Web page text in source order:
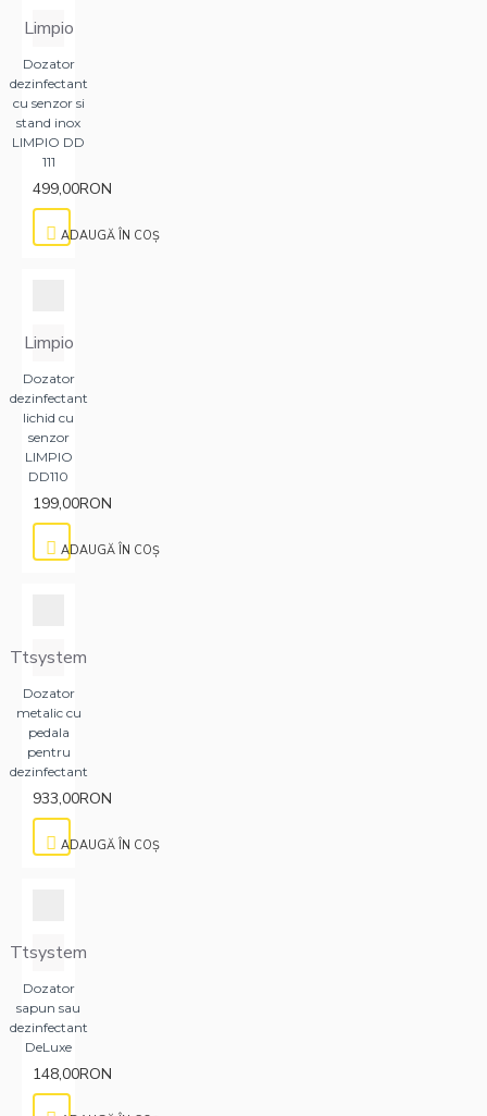
Limpio
Dozator
dezinfectant
cu senzor si
stand inox
LIMPIO DD
111
499,00RON
ADAUGĂ ÎN COŞ
Limpio
Dozator
dezinfectant
lichid cu
senzor
LIMPIO
DD110
199,00RON
ADAUGĂ ÎN COŞ
Ttsystem
Dozator
metalic cu
pedala
pentru
dezinfectant
933,00RON
ADAUGĂ ÎN COŞ
Ttsystem
Dozator
sapun sau
dezinfectant
DeLuxe
148,00RON